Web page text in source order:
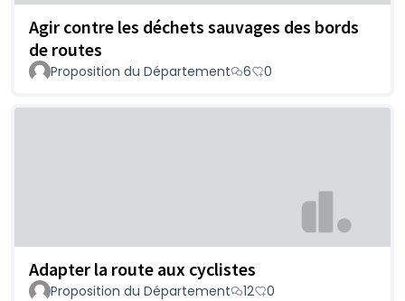
Agir contre les déchets sauvages des bords
de routes
Proposition du Département 6 0
Adapter la route aux cyclistes
Proposition du Département 12 0